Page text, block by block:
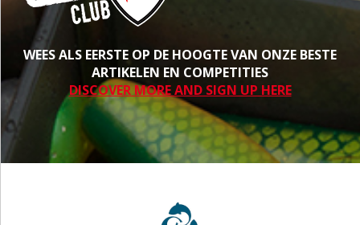
WEES ALS EERSTE OP DE HOOGTE VAN ONZE BESTE
ARTIKELEN EN COMPETITIES
DISCOVER MORE AND SIGN UP HERE